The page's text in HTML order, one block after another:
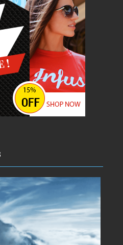
Everest – Movie Trailer
Lorem ipsum dolor sit amet, at
vocibus detracto...
Acme
Lets watch vimeo
Lorem ipsum dolor sit amet, at
vocibus detracto...
0
Suicide Squad
Lorem ipsum dolor sit amet, at
vocibus detracto...